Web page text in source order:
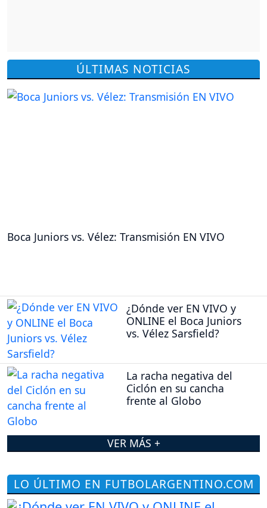
ÚLTIMAS NOTICIAS
Boca Juniors vs. Vélez: Transmisión EN VIVO
¿Dónde ver EN VIVO y
ONLINE el Boca Juniors
vs. Vélez Sarsfield?
La racha negativa del
Ciclón en su cancha
frente al Globo
VER MÁS +
LO ÚLTIMO EN FUTBOLARGENTINO.COM